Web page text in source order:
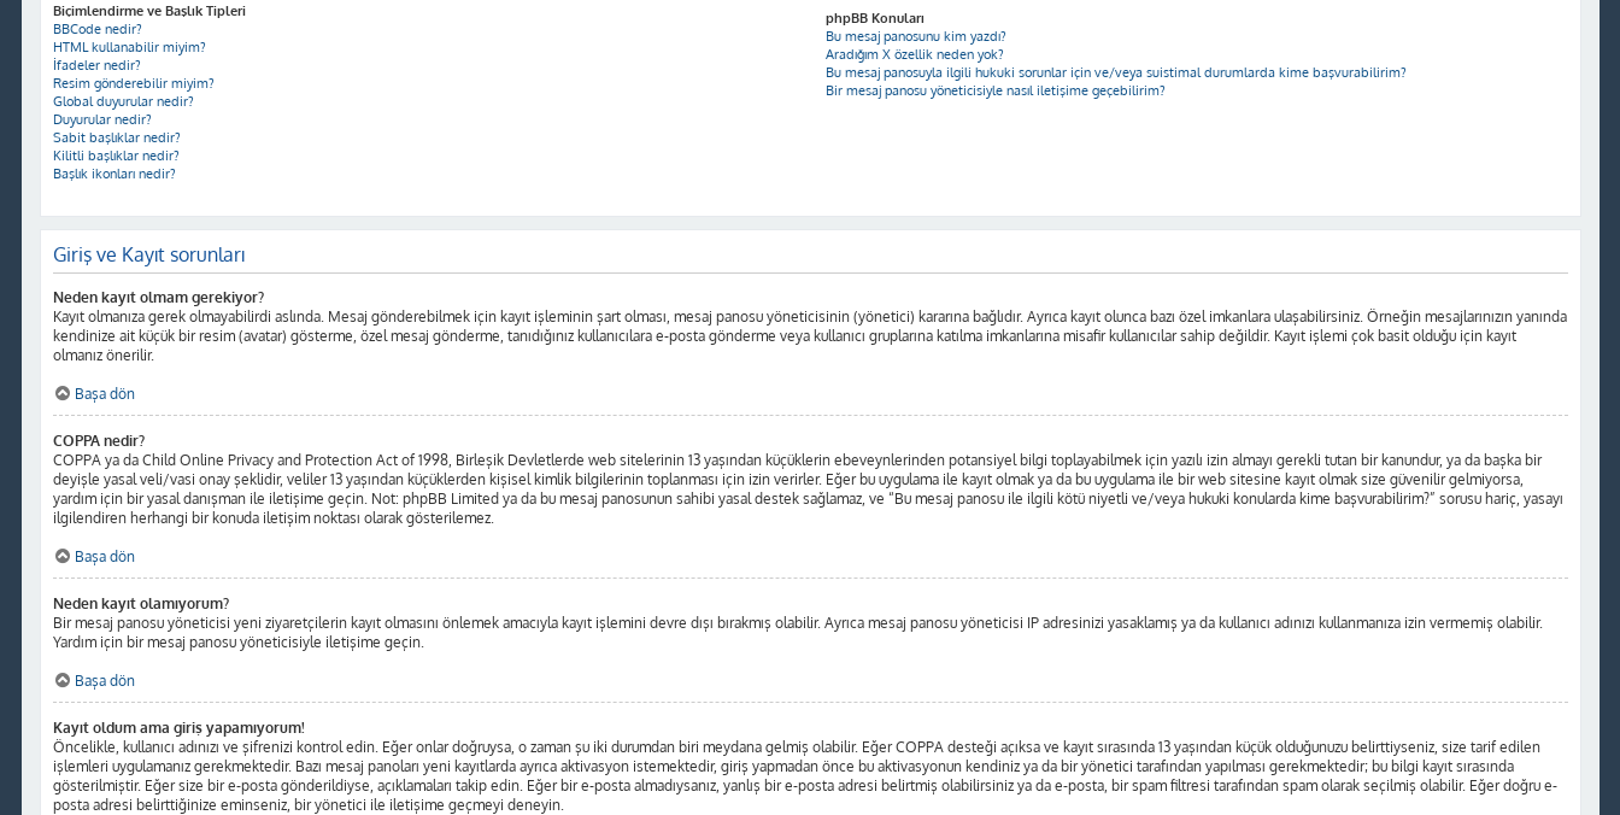
Biçimlendirme ve Başlık Tipleri
BBCode nedir?
HTML kullanabilir miyim?
İfadeler nedir?
Resim gönderebilir miyim?
Global duyurular nedir?
Duyurular nedir?
Sabit başlıklar nedir?
Kilitli başlıklar nedir?
Başlık ikonları nedir?
phpBB Konuları
Bu mesaj panosunu kim yazdı?
Aradığım X özellik neden yok?
Bu mesaj panosuyla ilgili hukuki sorunlar için ve/veya suistimal durumlarda kime başvurabilirim?
Bir mesaj panosu yöneticisiyle nasıl iletişime geçebilirim?
Giriş ve Kayıt sorunları
Neden kayıt olmam gerekiyor?
Kayıt olmanıza gerek olmayabilirdi aslında. Mesaj gönderebilmek için kayıt işleminin şart olması, mesaj panosu yöneticisinin (yönetici) kararına bağlıdır. Ayrıca kayıt olunca bazı özel imkanlara ulaşabilirsiniz. Örneğin mesajlarınızın yanında
kendinize ait küçük bir resim (avatar) gösterme, özel mesaj gönderme, tanıdığınız kullanıcılara e-posta gönderme veya kullanıcı gruplarına katılma imkanlarına misafir kullanıcılar sahip değildir. Kayıt işlemi çok basit olduğu için kayıt
olmanız önerilir.
Başa dön
COPPA nedir?
COPPA ya da Child Online Privacy and Protection Act of 1998, Birleşik Devletlerde web sitelerinin 13 yaşından küçüklerin ebeveynlerinden potansiyel bilgi toplayabilmek için yazılı izin almayı gerekli tutan bir kanundur, ya da başka bir
deyişle yasal veli/vasi onay şeklidir, veliler 13 yaşından küçüklerden kişisel kimlik bilgilerinin toplanması için izin verirler. Eğer bu uygulama ile kayıt olmak ya da bu uygulama ile bir web sitesine kayıt olmak size güvenilir gelmiyorsa,
yardım için bir yasal danışman ile iletişime geçin. Not: phpBB Limited ya da bu mesaj panosunun sahibi yasal destek sağlamaz, ve “Bu mesaj panosu ile ilgili kötü niyetli ve/veya hukuki konularda kime başvurabilirim?” sorusu hariç, yasayı
ilgilendiren herhangi bir konuda iletişim noktası olarak gösterilemez.
Başa dön
Neden kayıt olamıyorum?
Bir mesaj panosu yöneticisi yeni ziyaretçilerin kayıt olmasını önlemek amacıyla kayıt işlemini devre dışı bırakmış olabilir. Ayrıca mesaj panosu yöneticisi IP adresinizi yasaklamış ya da kullanıcı adınızı kullanmanıza izin vermemiş olabilir.
Yardım için bir mesaj panosu yöneticisiyle iletişime geçin.
Başa dön
Kayıt oldum ama giriş yapamıyorum!
Öncelikle, kullanıcı adınızı ve şifrenizi kontrol edin. Eğer onlar doğruysa, o zaman şu iki durumdan biri meydana gelmiş olabilir. Eğer COPPA desteği açıksa ve kayıt sırasında 13 yaşından küçük olduğunuzu belirttiyseniz, size tarif edilen
işlemleri uygulamanız gerekmektedir. Bazı mesaj panoları yeni kayıtlarda ayrıca aktivasyon istemektedir, giriş yapmadan önce bu aktivasyonun kendiniz ya da bir yönetici tarafından yapılması gerekmektedir; bu bilgi kayıt sırasında
gösterilmiştir. Eğer size bir e-posta gönderildiyse, açıklamaları takip edin. Eğer bir e-posta almadıysanız, yanlış bir e-posta adresi belirtmiş olabilirsiniz ya da e-posta, bir spam filtresi tarafından spam olarak seçilmiş olabilir. Eğer doğru e-
posta adresi belirttiğinize eminseniz, bir yönetici ile iletişime geçmeyi deneyin.